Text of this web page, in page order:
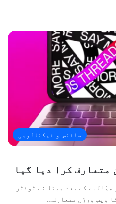
سائنس و ٹیکنالوجی
متعارف کرا دیا گیا
کے بعد میٹا نے ٹوئٹر
ویب ورژن متعارف…